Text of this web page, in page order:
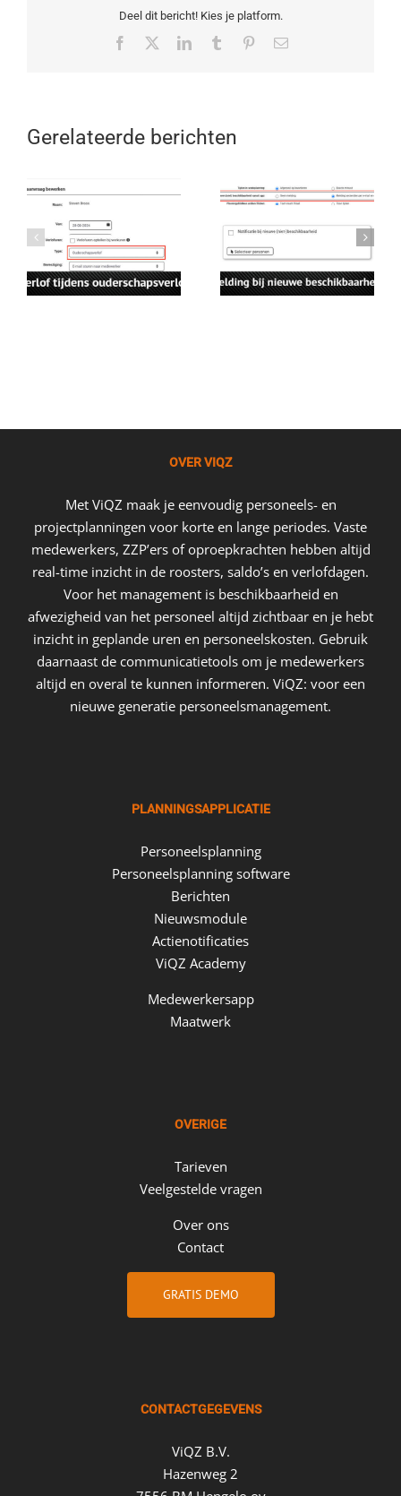
Deel dit bericht! Kies je platform.
Facebook LinkedInTumblr Pinterest
E-
Gerelateerde berichten
OVER VIQZ
Met ViQZ maak je eenvoudig personeels- en
projectplanningen voor korte en lange periodes. Vaste
medewerkers, ZZP’ers of oproepkrachten hebben altijd
real-time inzicht in de roosters, saldo’s en verlofdagen.
Voor het management is beschikbaarheid en
afwezigheid van het personeel altijd zichtbaar en je hebt
inzicht in geplande uren en personeelskosten. Gebruik
daarnaast de communicatietools om je medewerkers
altijd en overal te kunnen informeren. ViQZ: voor een
nieuwe generatie personeelsmanagement.
PLANNINGSAPPLICATIE
Personeelsplanning
Personeelsplanning software
Berichten
Nieuwsmodule
Actienotificaties
ViQZ Academy
Medewerkersapp
Maatwerk
OVERIGE
Tarieven
Veelgestelde vragen
Over ons
Contact
GRATIS DEMO
CONTACTGEGEVENS
ViQZ B.V.
Hazenweg 2